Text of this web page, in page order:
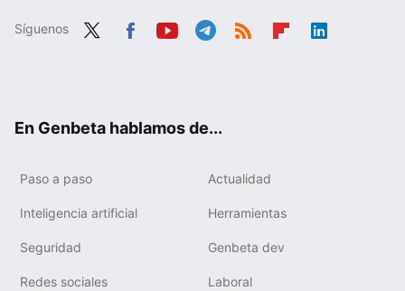
Síguenos
En Genbeta hablamos de...
Paso a paso Actualidad
Inteligencia artificial Herramientas
Seguridad Genbeta dev
Redes sociales Laboral